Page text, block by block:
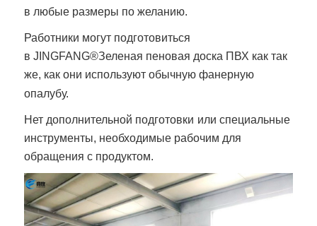
в любые размеры по желанию.
Работники могут подготовиться
вJINGFANG®Зеленая пеновая доска ПВХ как так
же, как они используют обычную фанерную
опалубу.
Нет дополнительной подготовки или специальные
инструменты, необходимые рабочим для
обращения с продуктом.